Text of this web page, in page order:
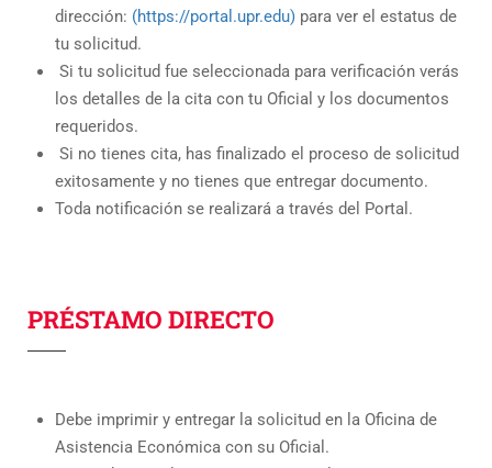
dirección: (https://portal.upr.edu) para ver el estatus de
tu solicitud.
Si tu solicitud fue seleccionada para verificación verás
los detalles de la cita con tu Oficial y los documentos
requeridos.
Si no tienes cita, has finalizado el proceso de solicitud
exitosamente y no tienes que entregar documento.
Toda notificación se realizará a través del Portal.
PRÉSTAMO DIRECTO
Debe imprimir y entregar la solicitud en la Oficina de
Asistencia Económica con su Oficial.